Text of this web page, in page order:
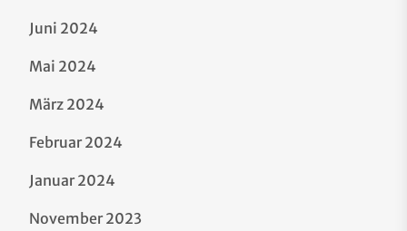
Juni 2024
Mai 2024
März 2024
Februar 2024
Januar 2024
November 2023